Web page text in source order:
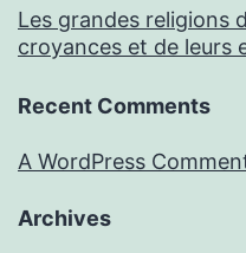
Les grandes religions
croyances et de leurs
Recent Comments
A WordPress
Archives